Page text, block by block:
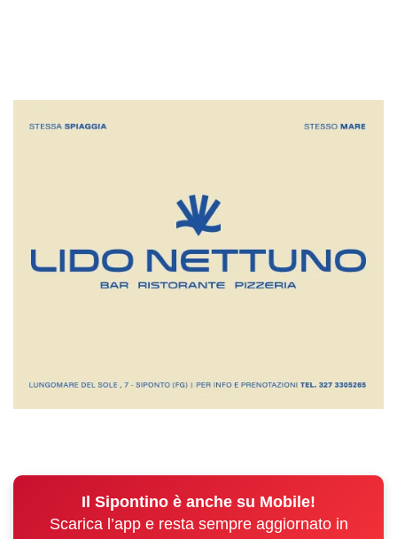
Il Sipontino è anche su Mobile!
Scarica l’app e resta sempre aggiornato in